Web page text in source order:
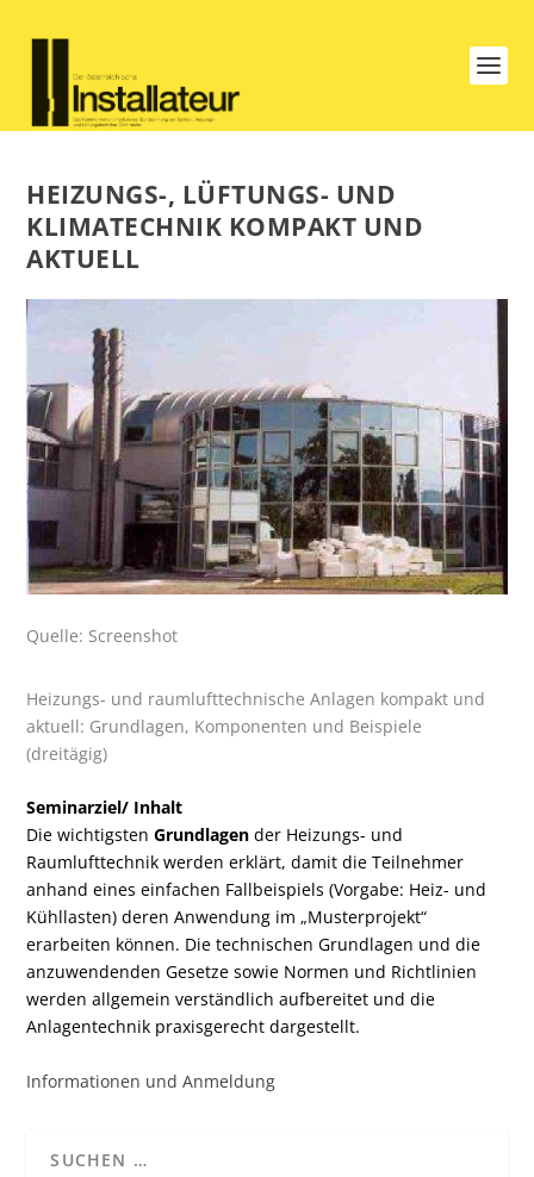
HEIZUNGS-, LÜFTUNGS- UND
KLIMATECHNIK KOMPAKT UND
AKTUELL
Quelle: Screenshot
Heizungs- und raumlufttechnische Anlagen kompakt und
aktuell: Grundlagen, Komponenten und Beispiele
(dreitägig)
Seminarziel/ Inhalt
Die wichtigstenGrundlagen der Heizungs- und
Raumlufttechnik werden erklärt, damit die Teilnehmer
anhand eines einfachen Fallbeispiels (Vorgabe: Heiz- und
Kühllasten) deren Anwendung im „Musterprojekt“
erarbeiten können. Die technischen Grundlagen und die
anzuwendenden Gesetze sowie Normen und Richtlinien
werden allgemein verständlich aufbereitet und die
Anlagentechnik praxisgerecht dargestellt.
Informationen und Anmeldung